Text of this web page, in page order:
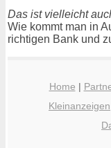
Das ist vielleicht
Wie kommt man in
richtigen Bank und
Home |
Kleinanzeigen